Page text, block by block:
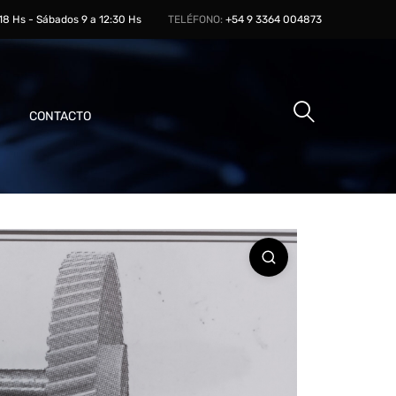
Hs - Sábados 9 a 12:30 Hs TELÉFONO: +54 9 3364 004873
CONTACTO